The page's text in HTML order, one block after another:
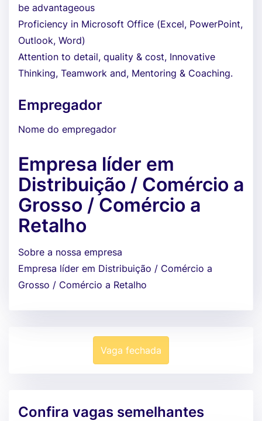
be advantageous
Proficiency in Microsoft Office (Excel, PowerPoint,
Outlook, Word)
Attention to detail, quality & cost, Innovative
Thinking, Teamwork and, Mentoring & Coaching.
Empregador
Nome do empregador
Empresa líder em
Distribuição / Comércio a
Grosso / Comércio a
Retalho
Sobre a nossa empresa
Empresa líder em Distribuição / Comércio a
Grosso / Comércio a Retalho
Vaga fechada
Confira vagas semelhantes